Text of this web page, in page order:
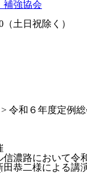
補強協会
（土日祝除く）
> 令和６年度定例
濃路において令
恭二様による講